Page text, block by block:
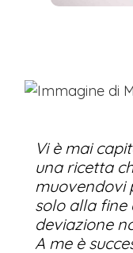
Vi è mai
una ricetta
muovendovi
solo alla fine
deviazione
A me è